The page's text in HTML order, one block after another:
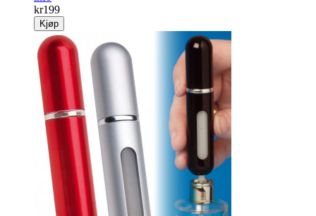
kr199
Kjøp